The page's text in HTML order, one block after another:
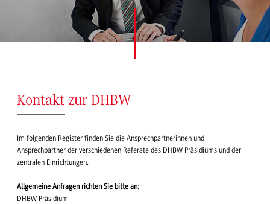
Kontakt zur DHBW
Im folgenden Register finden Sie die Ansprechpartnerinnen und
Ansprechpartner der verschiedenen Referate des DHBW Präsidiums und der
zentralen Einrichtungen.
Allgemeine Anfragen richten Sie bitte an:
DHBW Präsidium